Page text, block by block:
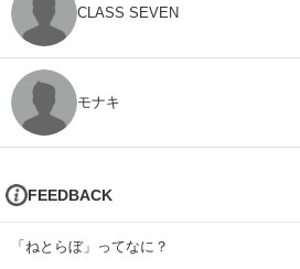
CLASS SEVEN
モナキ
FEEDBACK
「ねとらぼ」ってなに？